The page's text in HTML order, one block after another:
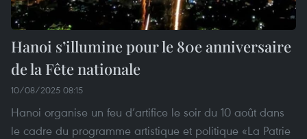
Hanoi s’illumine pour le 80e anniversaire
de la Fête nationale
10/08/2025 08:15
Hanoi organise un feu d’artifice le soir du 10 août dans
le cadre du programme artistique et politique «La Patrie